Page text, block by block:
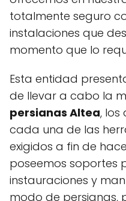
totalmente seguro
instalaciones que
momento que lo
Esta entidad
de llevar a cabo la
persianas Altea, los
cada una de las
exigidos a fin de
poseemos soportes
instauraciones y
modo de persianas,